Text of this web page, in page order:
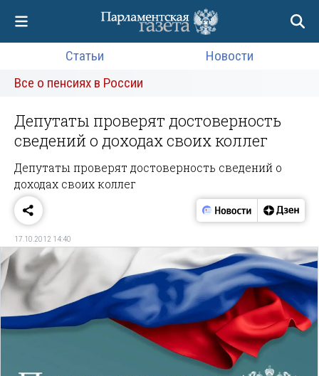
Статьи
Новости
Все о пенсиях в России
Депутаты проверят достоверность
сведений о доходах своих коллег
Депутаты проверят достоверность сведений о
доходах своих коллег
17.10.2012 14:40